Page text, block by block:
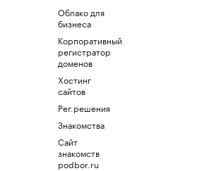
Облако для
бизнеса
Корпоративный
регистратор
доменов
Хостинг
сайтов
Рег.решения
Знакомства
Сайт
знакомств
podbor.ru